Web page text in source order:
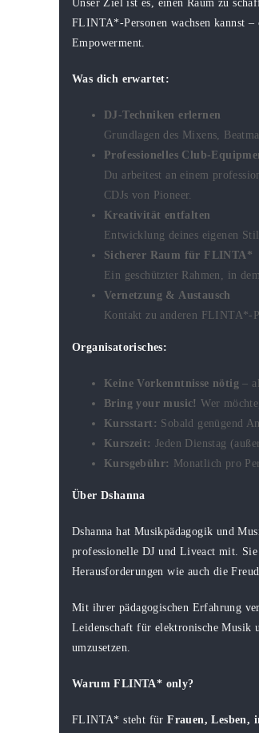
Unser Ziel ist es, einen Raum zu
FLINTA*-Personen wachsen kannst
Empowerment.
Was dich erwartet:
DJ-Techniken erlernen
Grundlagen des Mixens,
Professionelles Club-
Du arbeitest an einem
CDJs von Pioneer.
Kreativität entfalten
Entwicklung deines eigenen
Sicherer Raum für FLINTA*
Ein geschützter Rahmen, in
Vernetzung & Austausch
Kontakt zu anderen FLINTA*-
Organisatorisches:
Keine Vorkenntnisse nötig –
Bring your music! Wer
Kursstart: Sobald genügend
Kurszeit: Jeden Dienstag
Kursgebühr: Monatlich pro
Über Dshanna
Dshanna hat Musikpädagogik und
professionelle DJ und Liveact mit.
Herausforderungen wie auch die
Mit ihrer pädagogischen Erfahrung
Leidenschaft für elektronische Musik
umzusetzen.
Warum FLINTA* only?
FLINTA* steht fürFrauen, Lesben,